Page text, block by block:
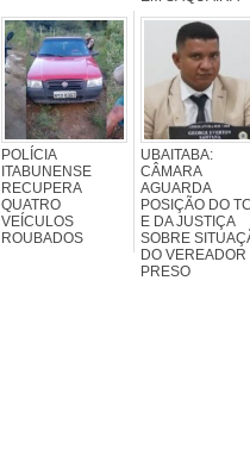
POLÍCIA
ITABUNENSE
RECUPERA
QUATRO
VEÍCULOS
ROUBADOS
UBAITABA:
CÂMARA
AGUARDA
POSIÇÃO DO
E DA JUSTIÇA
SOBRE
DO VEREADOR
PRESO